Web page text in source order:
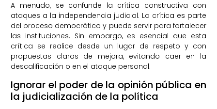
A menudo, se confunde la crítica constructiva con
ataques a la independencia judicial. La crítica es parte
del proceso democrático y puede servir para fortalecer
las instituciones. Sin embargo, es esencial que esta
crítica se realice desde un lugar de respeto y con
propuestas claras de mejora, evitando caer en la
descalificación o en el ataque personal.
Ignorar el poder de la opinión pública en
la judicialización de la política